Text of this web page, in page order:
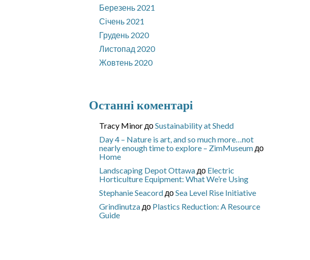
Березень 2021
Січень 2021
Грудень 2020
Листопад 2020
Жовтень 2020
Останні коментарі
Tracy Minor доSustainability at Shedd
Day 4 – Nature is art, and so much more…not
nearly enough time to explore – ZimMuseum до
Home
Landscaping Depot Ottawa до Electric
Horticulture Equipment: What We’re Using
Stephanie Seacord доSea Level Rise Initiative
Grindinutza до Plastics Reduction: A Resource
Guide